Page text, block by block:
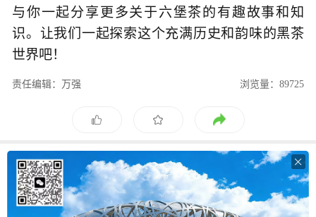
与你一起分享更多关于六堡茶的有趣故事和知
识。让我们一起探索这个充满历史和韵味的黑茶
世界吧！
责任编辑：万强 浏览量：89725
